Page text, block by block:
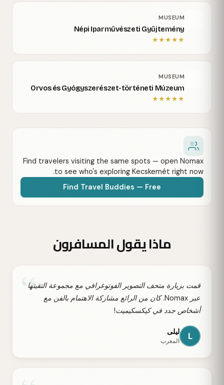
MUSEUM
Népi Iparművészeti Gyűjtemény
★
★
★
★
★
MUSEUM
Orvos és Gyógyszerészet-történeti Múzeum
★
★
★
★
★
Find travelers visiting the same spots — open Nomax
to see who's exploring Kecskemét right now.
Find Travel Buddies — Free
ماذا يقول المسافرون
“قمت بزيارة متحف التصوير الفوتوغرافي مع مجموعة التقيتها
عبر Nomax. كان من الرائع مشاركة الاهتمام بالفن مع
أشخاص جدد في كيكسكيميت!
L ليلى
المغرب